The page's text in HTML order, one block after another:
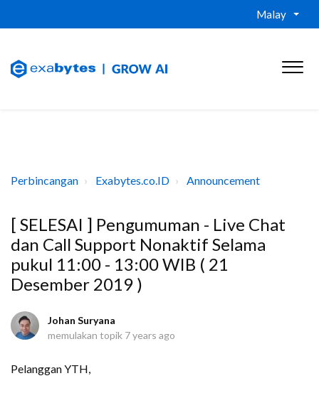
Malay
Perbincangan Exabytes.co.ID Announcement
[ SELESAI ] Pengumuman - Live Chat
dan Call Support Nonaktif Selama
pukul 11:00 - 13:00 WIB ( 21
Desember 2019 )
Johan Suryana
memulakan topik 7 years ago
Pelanggan YTH,